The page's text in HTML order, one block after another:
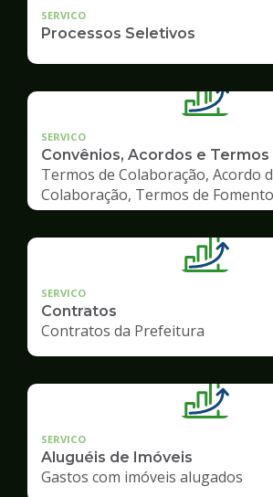
SERVICO
Processos Seletivos
SERVICO
Convênios, Acordos e Termos
Termos de Colaboração, Acordo
Colaboração, Termos de Fomento
SERVICO
Contratos
Contratos da Prefeitura
SERVICO
Aluguéis de Imóveis
Gastos com imóveis alugados